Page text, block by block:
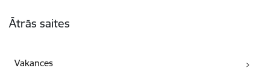
Ātrās saites
Vakances